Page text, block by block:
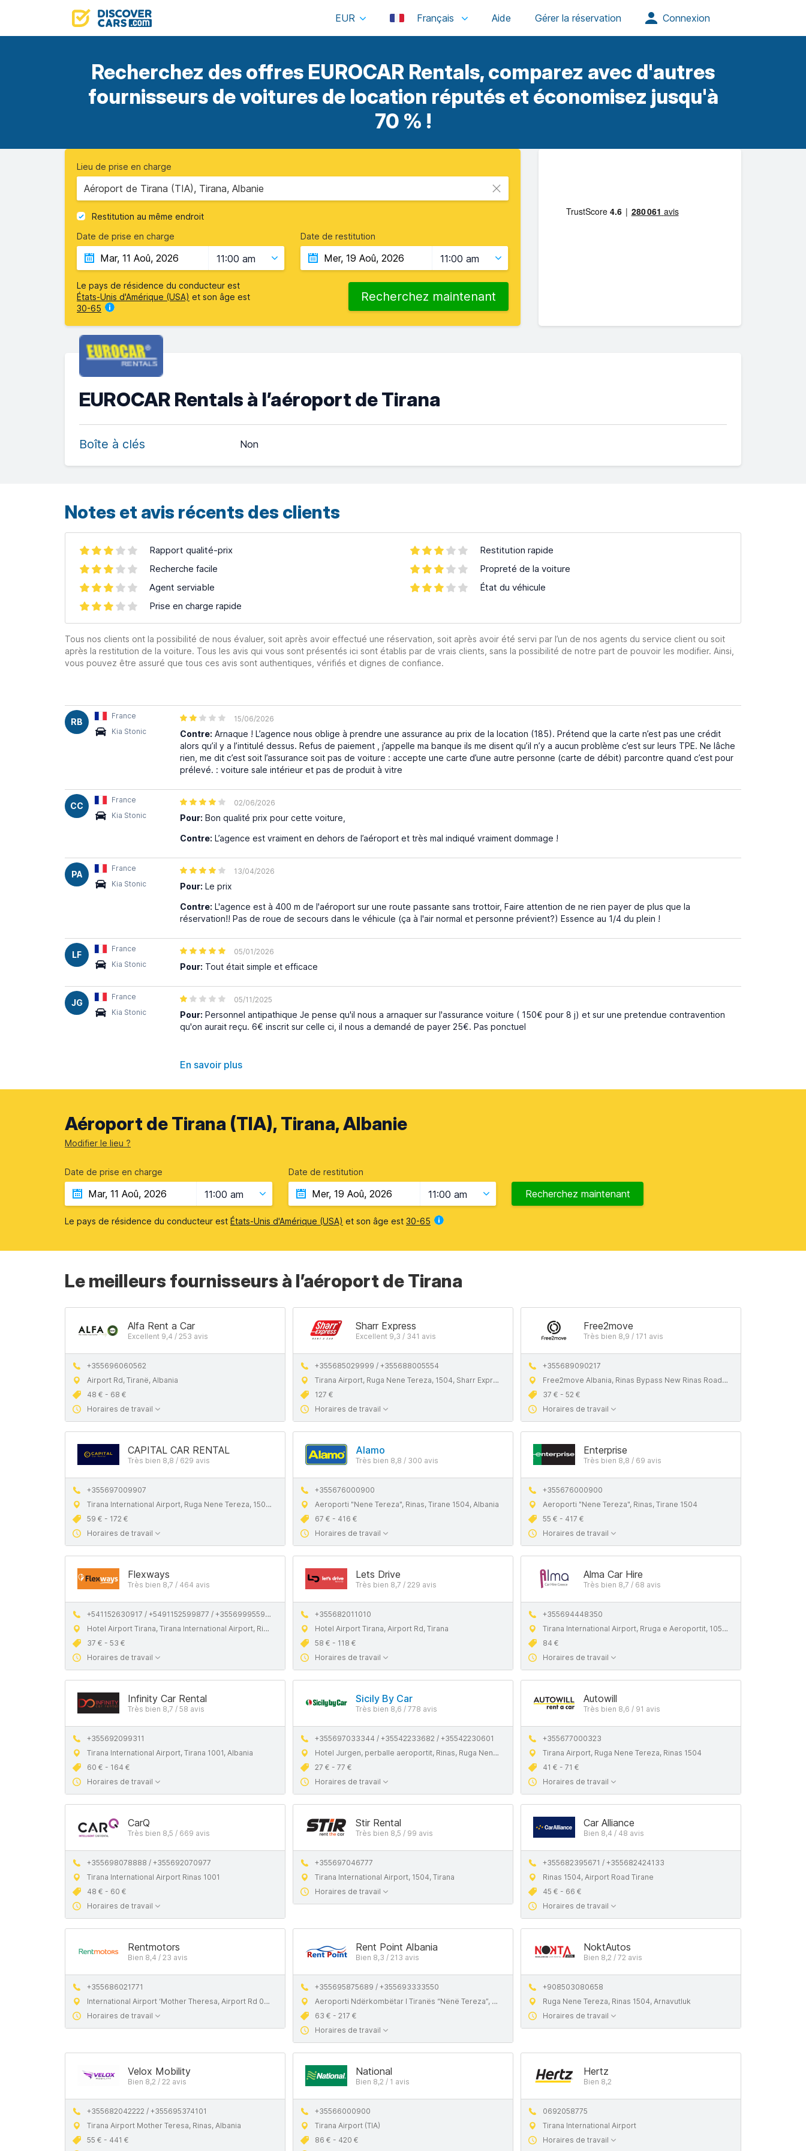
EUR Français
Recherchez des offres EUROCAR Rentals, comparez avec d'autres
fournisseurs de voitures de location réputés et économisez jusqu'à
70 % !
Lieu de prise en charge
Aéroport de Tirana (TIA), Tirana, Albanie
Restitution au même endroit
Date de prise en charge
11:00 am
Date de restitution
11:00 am
Le pays de résidence du conducteur est
États-Unis d'Amérique (USA) et son âge est
30-65
Recherchez maintenant
EUROCAR Rentals à l’aéroport de Tirana
Boîte à clés Non
Notes et avis récents des clients
Rapport qualité-prix
Recherche facile
Agent serviable
Prise en charge rapide
Restitution rapide
Propreté de la voiture
État du véhicule
Tous nos clients ont la possibilité de nous évaluer, soit après avoir effectué une réservation, soit après avoir été servi par l’un de nos agents du service client ou soit
après la restitution de la voiture. Tous les avis qui vous sont présentés ici sont établis par de vrais clients, sans la possibilité de notre part de pouvoir les modifier. Ainsi,
vous pouvez être assuré que tous ces avis sont authentiques, vérifiés et dignes de confiance.
RB
France
Kia Stonic
15/06/2026
Contre: Arnaque ! L’agence nous oblige à prendre une assurance au prix de la location (185). Prétend que la carte n’est pas une crédit
alors qu’il y a l’intitulé dessus. Refus de paiement , j’appelle ma banque ils me disent qu’il n’y a aucun problème c’est sur leurs TPE. Ne lâche
rien, me dit c’est soit l’assurance soit pas de voiture : accepte une carte d’une autre personne (carte de débit) parcontre quand c’est pour
prélevé. : voiture sale intérieur et pas de produit à vitre
CC
France
Kia Stonic
02/06/2026
Pour: Bon qualité prix pour cette voiture,
Contre: L’agence est vraiment en dehors de l’aéroport et très mal indiqué vraiment dommage !
PA
France
Kia Stonic
13/04/2026
Pour: Le prix
Contre: L'agence est à 400 m de l'aéroport sur une route passante sans trottoir, Faire attention de ne rien payer de plus que la
réservation!! Pas de roue de secours dans le véhicule (ça à l'air normal et personne prévient?) Essence au 1/4 du plein !
LF
France
Kia Stonic
05/01/2026
Pour: Tout était simple et efficace
JG
France
Kia Stonic
05/11/2025
Pour: Personnel antipathique Je pense qu'il nous a arnaquer sur l'assurance voiture ( 150€ pour 8 j) et sur une pretendue contravention
qu'on aurait reçu. 6€ inscrit sur celle ci, il nous a demandé de payer 25€. Pas ponctuel
En savoir plus
Aéroport de Tirana (TIA), Tirana, Albanie
Modifier le lieu ?
Date de prise en charge
11:00 am
Date de restitution
11:00 am Recherchez maintenant
Le pays de résidence du conducteur est États-Unis d'Amérique (USA) et son âge est 30-65
Le meilleurs fournisseurs à l’aéroport de Tirana
Alfa Rent a Car
Excellent 9,4 / 253 avis
+355696060562
Airport Rd, Tiranë, Albania
48 € - 68 €
Horaires de travail
Sharr Express
Excellent 9,3 / 341 avis
+355685029999 / +355688005554
Tirana Airport, Ruga Nene Tereza, 1504, Sharr Express, Rinas
127 €
Horaires de travail
Free2move
Très bien 8,9 / 171 avis
+355689090217
Free2move Albania, Rinas Bypass New Rinas Road, Gjec-Fushe 1032 Tirana
37 € - 52 €
Horaires de travail
CAPITAL CAR RENTAL
Très bien 8,8 / 629 avis
+355697009907
Tirana International Airport, Ruga Nene Tereza, 1504, Rinas
59 € - 172 €
Horaires de travail
Alamo
Très bien 8,8 / 300 avis
+355676000900
Aeroporti "Nene Tereza", Rinas, Tirane 1504, Albania
67 € - 416 €
Horaires de travail
Enterprise
Très bien 8,8 / 69 avis
+355676000900
Aeroporti "Nene Tereza", Rinas, Tirane 1504
55 € - 417 €
Horaires de travail
Flexways
Très bien 8,7 / 464 avis
+541152630917 / +5491152599877 / +355699955999
Hotel Airport Tirana, Tirana International Airport, Rinas, Tiranë 1001, Albania
37 € - 53 €
Horaires de travail
Lets Drive
Très bien 8,7 / 229 avis
+355682011010
Hotel Airport Tirana, Airport Rd, Tirana
58 € - 118 €
Horaires de travail
Alma Car Hire
Très bien 8,7 / 68 avis
+355694448350
Tirana International Airport, Rruga e Aeroportit, 1053, Albania
84 €
Horaires de travail
Infinity Car Rental
Très bien 8,7 / 58 avis
+355692099311
Tirana International Airport, Tirana 1001, Albania
60 € - 164 €
Horaires de travail
Sicily By Car
Très bien 8,6 / 778 avis
+355697033344 / +35542233682 / +35542230601
Hotel Jurgen, perballe aeroportit, Rinas, Ruga Nene Tereza, Tiranë 1504
27 € - 77 €
Horaires de travail
Autowill
Très bien 8,6 / 91 avis
+355677000323
Tirana Airport, Ruga Nene Tereza, Rinas 1504
41 € - 71 €
Horaires de travail
CarQ
Très bien 8,5 / 669 avis
+355698078888 / +355692070977
Tirana International Airport Rinas 1001
48 € - 60 €
Horaires de travail
Stir Rental
Très bien 8,5 / 99 avis
+355697046777
Tirana International Airport, 1504, Tirana
Horaires de travail
Car Alliance
Bien 8,4 / 48 avis
+355682395671 / +355682424133
Rinas 1504, Airport Road Tirane
45 € - 66 €
Horaires de travail
Rentmotors
Bien 8,4 / 23 avis
+355686021771
International Airport ‘Mother Theresa, Airport Rd 01053, Tirane, Albania
Horaires de travail
Rent Point Albania
Bien 8,3 / 213 avis
+355695875689 / +355693333550
Aeroporti Ndërkombëtar I Tiranës “Nënë Tereza”, Rinas 1504, Tirana
63 € - 217 €
Horaires de travail
NoktAutos
Bien 8,2 / 72 avis
+908503080658
Ruga Nene Tereza, Rinas 1504, Arnavutluk
Horaires de travail
Velox Mobility
Bien 8,2 / 22 avis
+355682042222 / +355695374101
Tirana Airport Mother Teresa, Rinas, Albania
55 € - 441 €
National
Bien 8,2 / 1 avis
+35566000900
Tirana Airport (TIA)
86 € - 420 €
Hertz
Bien 8,2
0692058775
Tirana International Airport
Horaires de travail